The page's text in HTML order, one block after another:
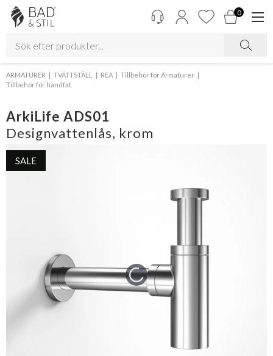
0
ARMATURER TVÄTTSTÄLL REA
Tillbehör för Armaturer
Tillbehör för handfat
ArkiLife ADS01
Designvattenlås, krom
SALE